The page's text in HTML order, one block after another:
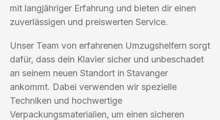
mit langjähriger Erfahrung und bieten dir einen
zuverlässigen und preiswerten Service.
Unser Team von erfahrenen Umzugshelfern sorgt
dafür, dass dein Klavier sicher und unbeschadet
an seinem neuen Standort in Stavanger
ankommt. Dabei verwenden wir spezielle
Techniken und hochwertige
Verpackungsmaterialien, um einen sicheren